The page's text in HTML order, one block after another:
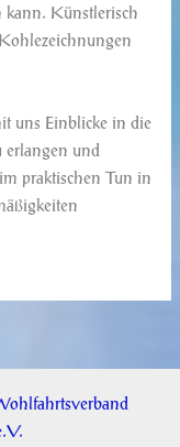
kann. Künstlerisch
uns Einblicke in die
erlangen und
praktischen Tun in